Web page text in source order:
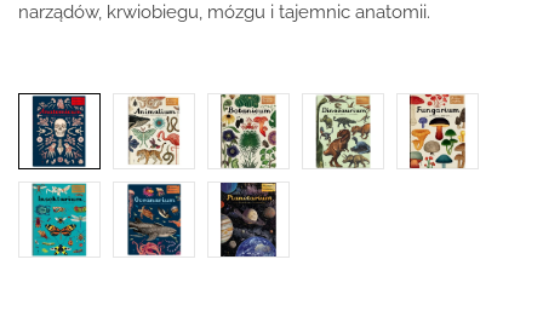
narządów, krwiobiegu, mózgu i tajemnic anatomii.